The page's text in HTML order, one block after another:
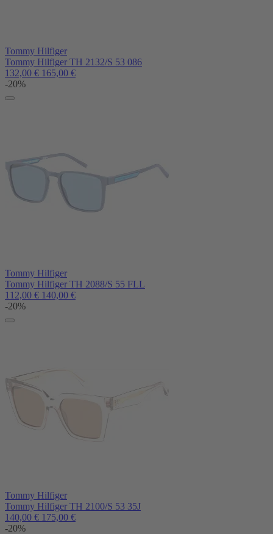
Tommy Hilfiger
Tommy Hilfiger TH 2132/S 53 086
132,00 € 165,00 €
-20%
Tommy Hilfiger
Tommy Hilfiger TH 2088/S 55 FLL
112,00 € 140,00 €
-20%
Tommy Hilfiger
Tommy Hilfiger TH 2100/S 53 35J
140,00 € 175,00 €
-20%